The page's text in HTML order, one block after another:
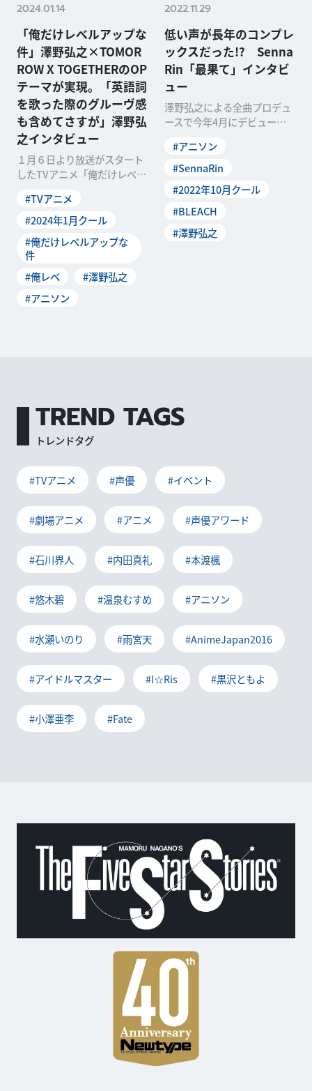
2024.01.14
「俺だけレベルアップな
件」澤野弘之×TOMOR
ROW X TOGETHERのOP
テーマが実現。「英語詞
を歌った際のグルーヴ感
も含めてさすが」澤野弘
之インタビュー
１月６日より放送がスタート
したTVアニメ「俺だけレベル
兵器」と呼ばれる最低ランク
ハンターである主人公・水篠
までも成長していく姿を描く
バトルファンタ...
#TVアニメ
#2024年1月クール
#俺だけレベルアップな
件
#俺レベ
#澤野弘之
#アニソン
2022.11.29
低い声が長年のコンプレ
ックスだった!? Senna
Rin「最果て」インタビ
ュー
澤野弘之による全曲プロデュ
ースで今年4月にデビュー。
を担当し、国内外でライ
#アニソン
#SennaRin
#2022年10月クール
#BLEACH
#澤野弘之
TREND TAGS
トレンドタグ
#TVアニメ #声優 #イベント
#劇場アニメ #アニメ #声優アワード
#石川界人 #内田真礼 #本渡楓
#悠木碧 #温泉むすめ #アニソン
#水瀬いのり #雨宮天 #AnimeJapan2016
#アイドルマスター #I☆Ris #黒沢ともよ
#小澤亜李 #Fate